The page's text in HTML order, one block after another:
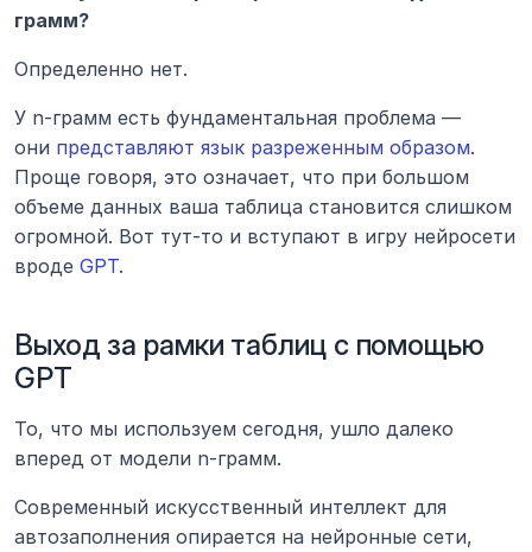
грамм?
Определенно нет.
У n-грамм есть фундаментальная проблема —
они представляют язык разреженным образом.
Проще говоря, это означает, что при большом
объеме данных ваша таблица становится слишком
огромной. Вот тут-то и вступают в игру нейросети
вроде GPT.
Выход за рамки таблиц с помощью
GPT
То, что мы используем сегодня, ушло далеко
вперед от модели n-грамм.
Современный искусственный интеллект для
автозаполнения опирается на нейронные сети,